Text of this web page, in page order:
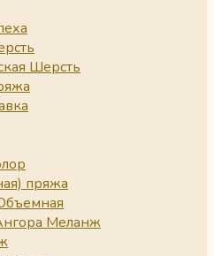
Шерсть
пряжа
Меланж